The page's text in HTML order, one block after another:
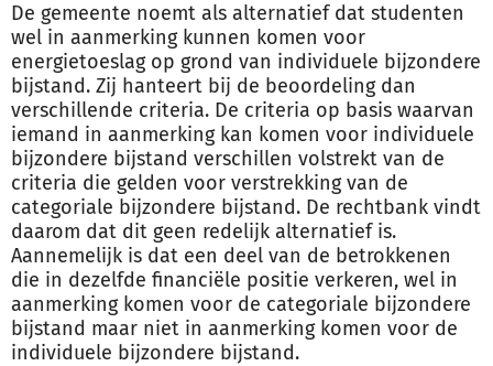
De gemeente noemt als alternatief dat studenten
wel in aanmerking kunnen komen voor
energietoeslag op grond van individuele bijzondere
bijstand. Zij hanteert bij de beoordeling dan
verschillende criteria. De criteria op basis waarvan
iemand in aanmerking kan komen voor individuele
bijzondere bijstand verschillen volstrekt van de
criteria die gelden voor verstrekking van de
categoriale bijzondere bijstand. De rechtbank vindt
daarom dat dit geen redelijk alternatief is.
Aannemelijk is dat een deel van de betrokkenen
die in dezelfde financiële positie verkeren, wel in
aanmerking komen voor de categoriale bijzondere
bijstand maar niet in aanmerking komen voor de
individuele bijzondere bijstand.